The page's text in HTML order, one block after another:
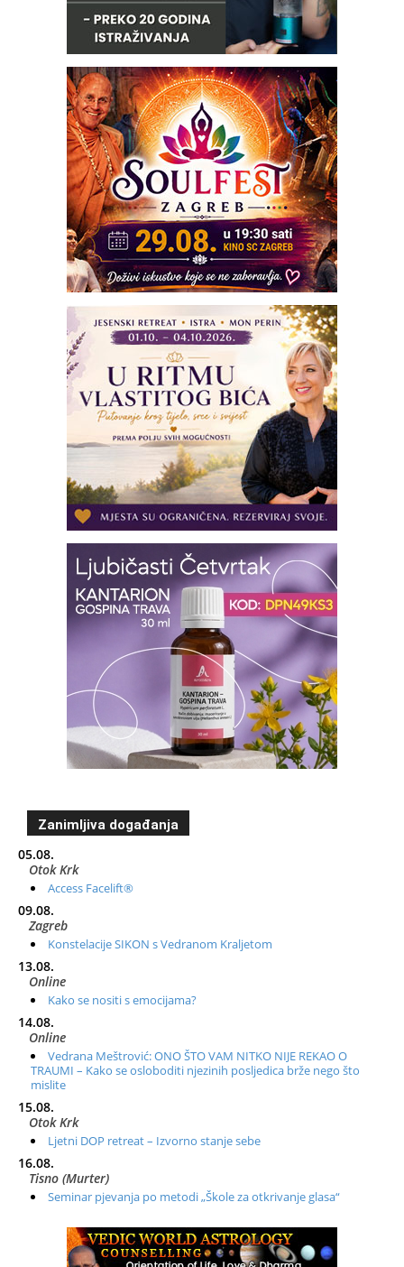
Zanimljiva događanja
05.08.
Otok Krk
Access Facelift®
09.08.
Zagreb
Konstelacije SIKON s Vedranom Kraljetom
13.08.
Online
Kako se nositi s emocijama?
14.08.
Online
Vedrana Meštrović: ONO ŠTO VAM NITKO NIJE REKAO O
TRAUMI – Kako se osloboditi njezinih posljedica brže nego što
mislite
15.08.
Otok Krk
Ljetni DOP retreat – Izvorno stanje sebe
16.08.
Tisno (Murter)
Seminar pjevanja po metodi „Škole za otkrivanje glasa“
Radionica: Pomagači iz drugih dimenzija Online – otvoreno za